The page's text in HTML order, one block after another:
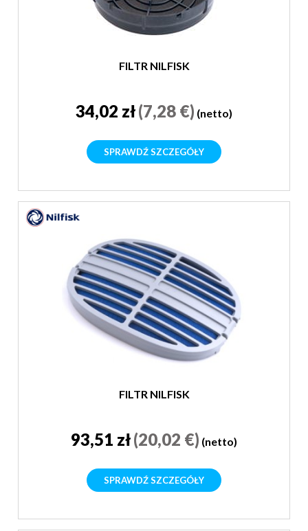
FILTR NILFISK
34,02 zł(7,28 €) (netto)
SPRAWDŹ SZCZEGÓŁY
FILTR NILFISK
93,51 zł(20,02 €) (netto)
SPRAWDŹ SZCZEGÓŁY